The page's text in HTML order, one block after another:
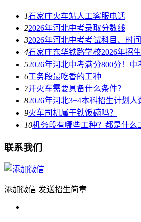
1石家庄火车站人工客服电话
22026年河北中考录取分数线
32026年河北中考考试科目、时
4石家庄东华铁路学校2026年招
52026年河北中考满分800分！中
6工务段最吃香的工种
7开火车需要具备什么条件？
82026年河北3+4本科招生计划人
9火车司机属于铁饭碗吗？
10机务段有哪些工种？都是什么
联系我们
添加微信 发送招生简章